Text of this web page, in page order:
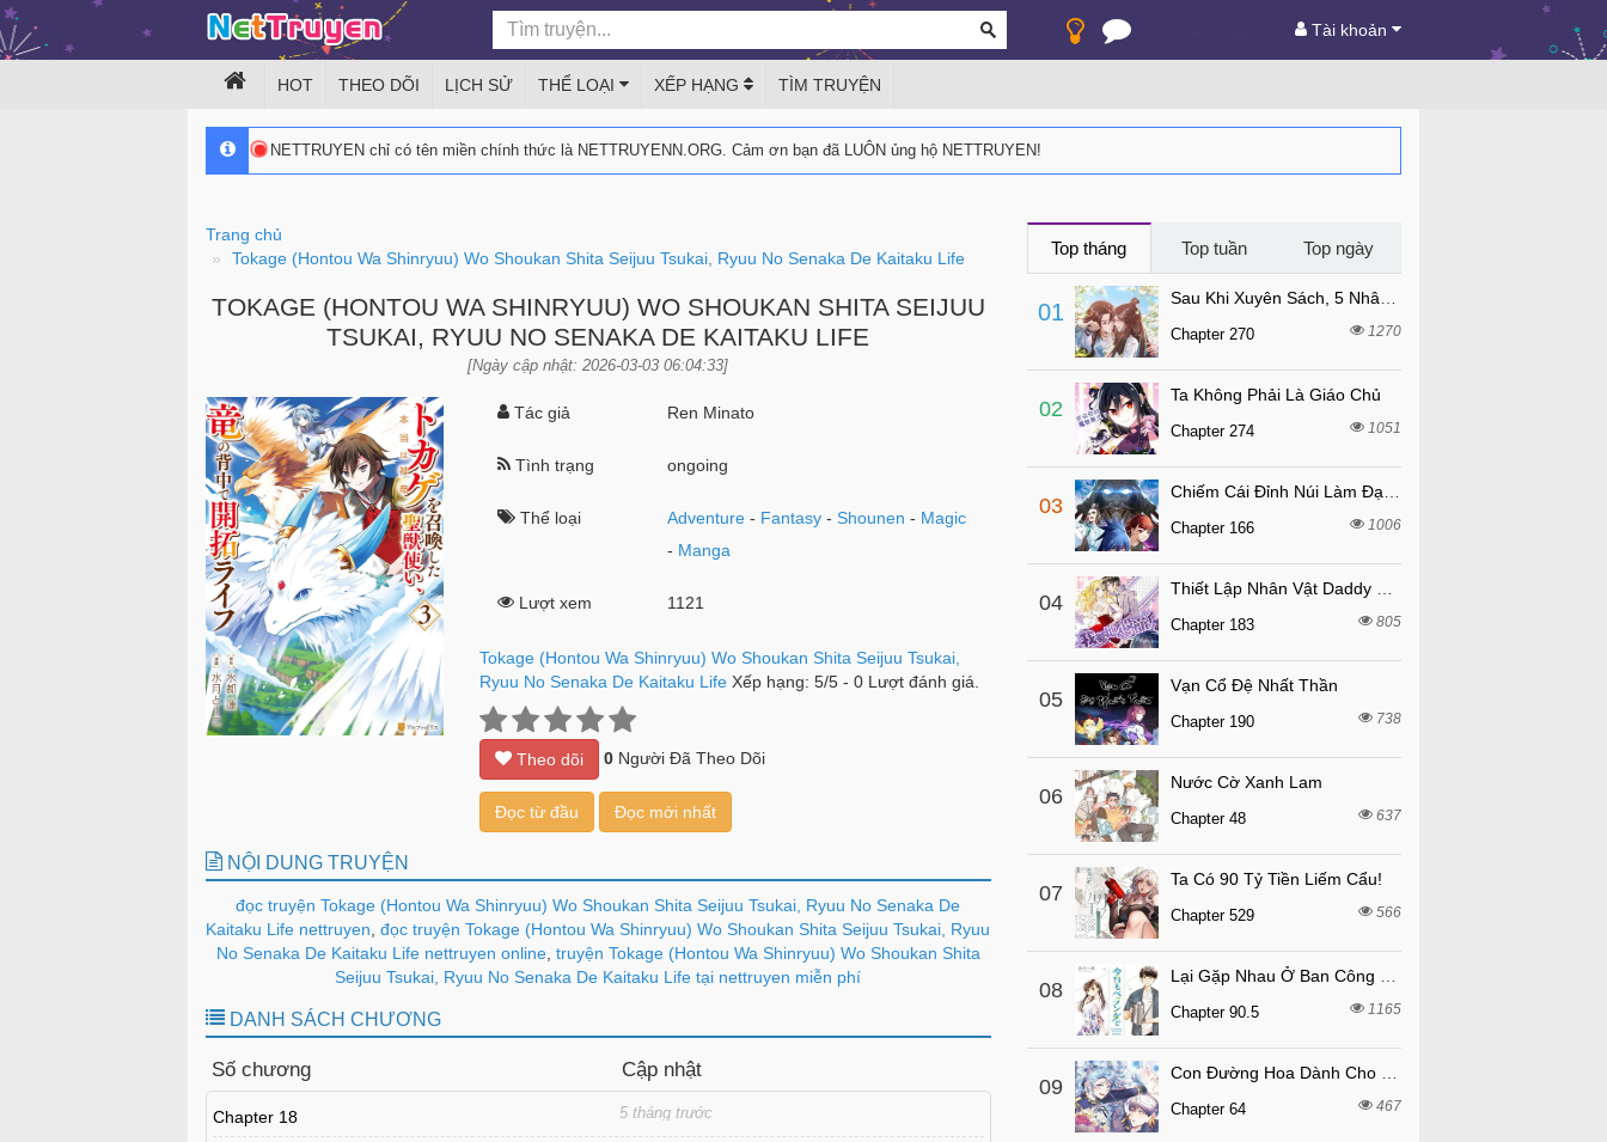
Tài khoản
HOT THEO DÕI LỊCH SỬ THỂ LOẠI XẾP HẠNG TÌM TRUYỆN
NETTRUYEN chỉ có tên miền chính thức là NETTRUYENN.ORG. Cảm ơn bạn đã LUÔN ủng hộ NETTRUYEN!
Trang chủ
Tokage (Hontou Wa Shinryuu) Wo Shoukan Shita Seijuu Tsukai, Ryuu No Senaka De Kaitaku Life
TOKAGE (HONTOU WA SHINRYUU) WO SHOUKAN SHITA SEIJUU
TSUKAI, RYUU NO SENAKA DE KAITAKU LIFE
[Ngày cập nhật: 2026-03-03 06:04:33]
Tác giả Ren Minato
Tình trạng ongoing
Thể loại Adventure - Fantasy -Shounen - Magic
- Manga
Lượt xem 1121
Tokage (Hontou Wa Shinryuu) Wo Shoukan Shita Seijuu Tsukai,
Ryuu No Senaka De Kaitaku Life Xếp hạng: 5/5- 0Lượt đánh giá.
Theo dõi 0Người Đã Theo Dõi
Đọc từ đầu Đọc mới nhất
NỘI DUNG TRUYỆN
đọc truyện Tokage (Hontou Wa Shinryuu) Wo Shoukan Shita Seijuu Tsukai, Ryuu No Senaka De
Kaitaku Life nettruyen đọc truyện Tokage (Hontou Wa Shinryuu) Wo Shoukan Shita Seijuu Tsukai, Ryuu
No Senaka De Kaitaku Life nettruyen online, truyện Tokage (Hontou Wa Shinryuu) Wo Shoukan Shita
Seijuu Tsukai, Ryuu No Senaka De Kaitaku Life tại nettruyen miễn phí
DANH SÁCH CHƯƠNG
Số chương Cập nhật
Chapter 18 5 tháng trước
Top tháng Top tuần Top ngày
01
Chapter 270 1270
02
Ta Không Phải Là Giáo Chủ
Chapter 274 1051
03
Chapter 166 1006
04
Chapter 183 805
05
Vạn Cổ Đệ Nhất Thần
Chapter 190 738
06
Nước Cờ Xanh Lam
Chapter 48 637
07
Ta Có 90 Tỷ Tiền Liếm Cẩu!
Chapter 529 566
08
Chapter 90.5 1165
09
Chapter 64 467